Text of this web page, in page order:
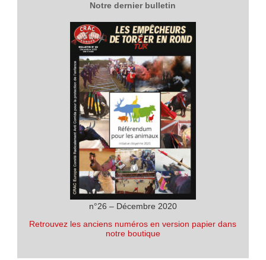
Notre dernier bulletin
n°26 – Décembre 2020
Retrouvez les anciens numéros en version papier dans
notre boutique